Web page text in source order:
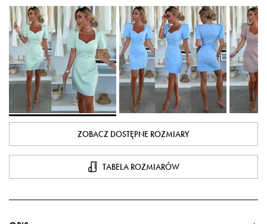
ZOBACZ DOSTĘPNE ROZMIARY
TABELA ROZMIARÓW